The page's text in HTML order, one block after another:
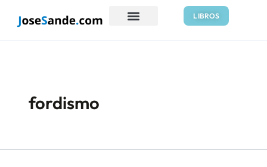
LIBROS
fordismo
de